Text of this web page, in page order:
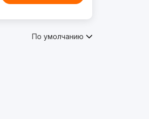
По умолчанию